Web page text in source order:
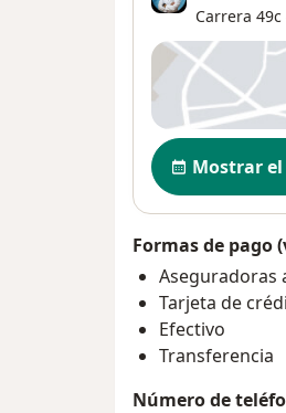
Carrera
Disponibilidad
Mostrar
Formas de pago
Aseguradoras
Tarjeta de
Efectivo
Transferencia
Número de